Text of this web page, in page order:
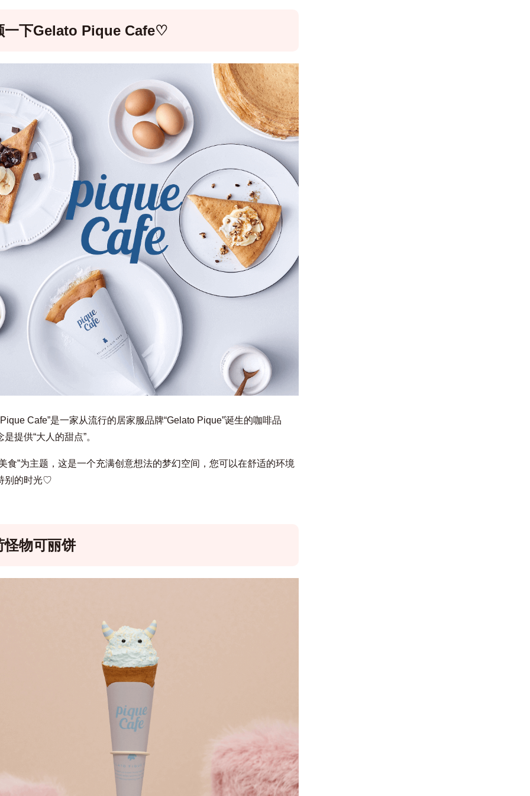
一下Gelato Pique Cafe♡
Cafe”是一家从流行的居家服品牌“Gelato Pique”诞生的咖啡品
提供“大人的甜点”。
食”为主题，这是一个充满创意想法的梦幻空间，您可以在舒适的环境
别的时光♡
怪物可丽饼